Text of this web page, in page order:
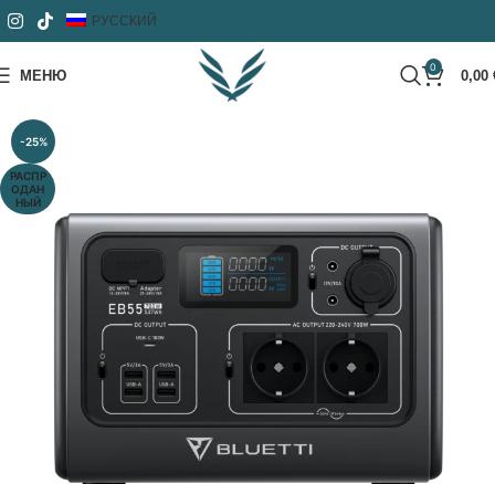
РУССКИЙ
МЕНЮ 0 0,00
-25%
РАСПР
ОДАН
НЫЙ